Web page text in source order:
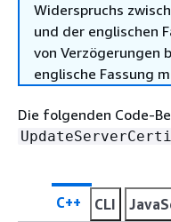
Widerspruchs
und der englischen
von Verzögerungen
englische Fassung
Die folgenden Code-
C++ CLI